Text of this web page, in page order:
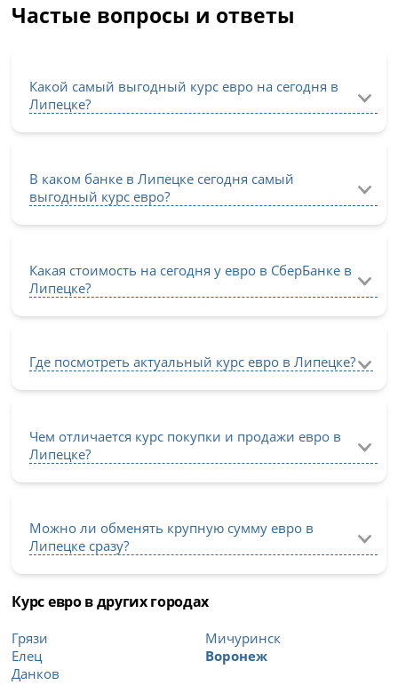
Частые вопросы и ответы
Какой самый выгодный курс евро на сегодня в
Липецке?
В каком банке в Липецке сегодня самый
выгодный курс евро?
Какая стоимость на сегодня у евро в СберБанке в
Липецке?
Где посмотреть актуальный курс евро в Липецке?
Чем отличается курс покупки и продажи евро в
Липецке?
Можно ли обменять крупную сумму евро в
Липецке сразу?
Курс евро в других городах
Грязи
Елец
Данков
Мичуринск
Воронеж